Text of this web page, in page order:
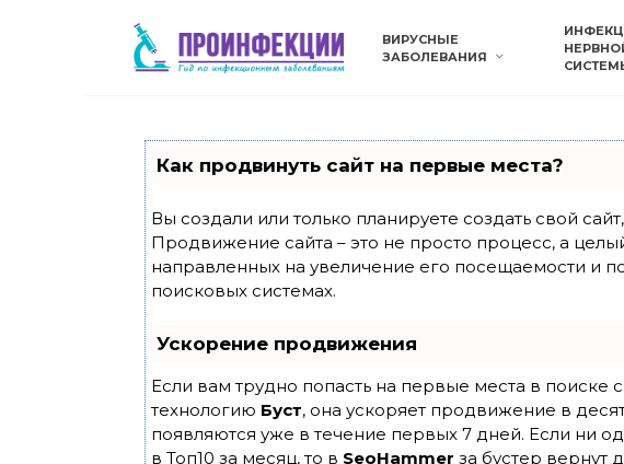
ВИРУСНЫЕ
ЗАБОЛЕВАНИЯ
Как продвинуть сайт на первые места?
Вы создали или только планируете создать свой
Продвижение сайта – это не просто процесс, а
направленных на увеличение его посещаемости и
поисковых системах.
Ускорение продвижения
Если вам трудно попасть на первые места в поиске
технологию Буст, она ускоряет продвижение в
появляются уже в течение первых 7 дней. Если ни
в Топ10 за месяц, то в SeoHammer за бустер вернут